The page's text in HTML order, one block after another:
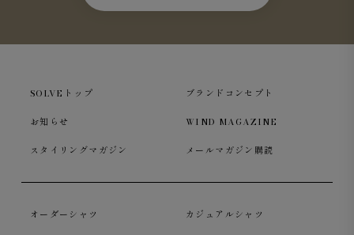
リラックス感のあるシルエット
ットに仕上げました。ハリとコシのある生地で、身体のラ
インを拾わず、抜け感のある大人のカジュアルスタイルを
SOLVEトップ ブランドコンセプト
お知らせ WIND MAGAZINE
スタイリングマガジン メールマガジン購読
オーダーシャツ カジュアルシャツ